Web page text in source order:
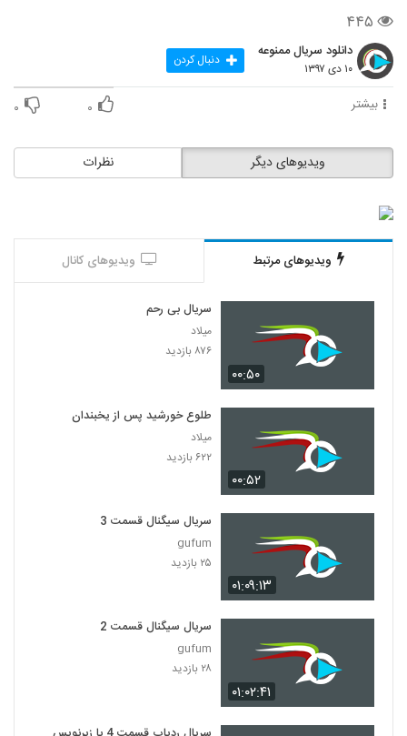
۴۴۵
دانلود سریال ممنوعه
۱۰ دی ۱۳۹۷ دنبال کردن
بیشتر ۰ ۰
نظرات ویدیوهای دیگر
ویدیوهای مرتبط ویدیوهای کانال
۰۰:۵۰
سریال بی رحم
میلاد
۸۷۶ بازدید
۰۰:۵۲
طلوع خورشید پس از یخبندان
میلاد
۶۲۲ بازدید
۰۱:۰۹:۱۳
سریال سیگنال قسمت 3
gufum
۲۵ بازدید
۰۱:۰۲:۴۱
سریال سیگنال قسمت 2
gufum
۲۸ بازدید